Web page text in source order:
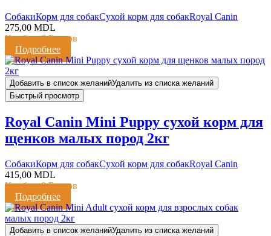
CобакиКорм для собакСухой корм для собакRoyal Canin
275,00 MDL
Кешбэк:6 Баллов
Подробнее
Добавить в список желанийУдалить из списка желаний
Быстрый просмотр
Royal Canin Mini Puppy сухой корм для
щенков малых пород 2кг
CобакиКорм для собакСухой корм для собакRoyal Canin
415,00 MDL
Кешбэк:8 Баллов
Подробнее
Добавить в список желанийУдалить из списка желаний